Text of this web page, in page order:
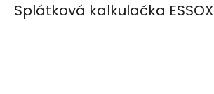
Splátková kalkulačka ESSOX